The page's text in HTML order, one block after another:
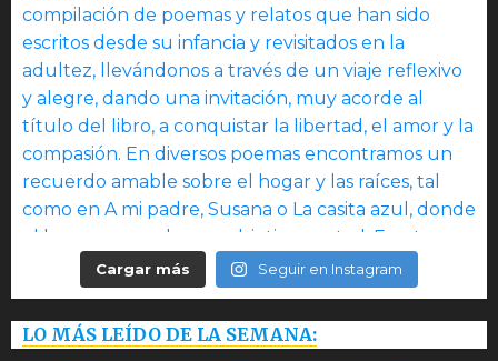
Cargar más Seguir en Instagram
LO MÁS LEÍDO DE LA SEMANA: